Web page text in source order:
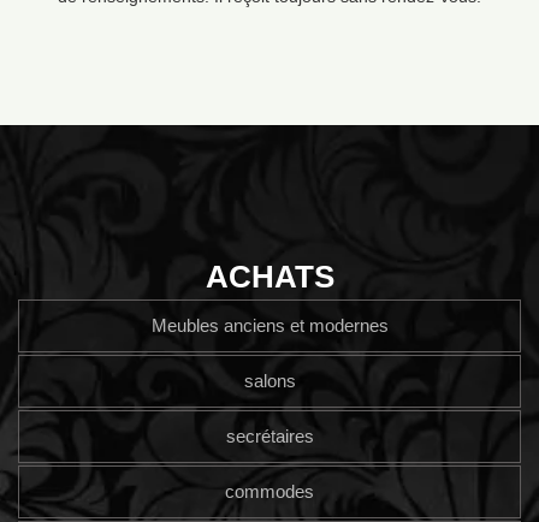
ACHATS
Meubles anciens et modernes
salons
secrétaires
commodes